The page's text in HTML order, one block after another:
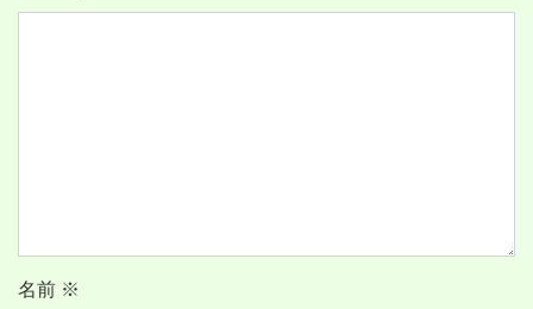
名前 ※